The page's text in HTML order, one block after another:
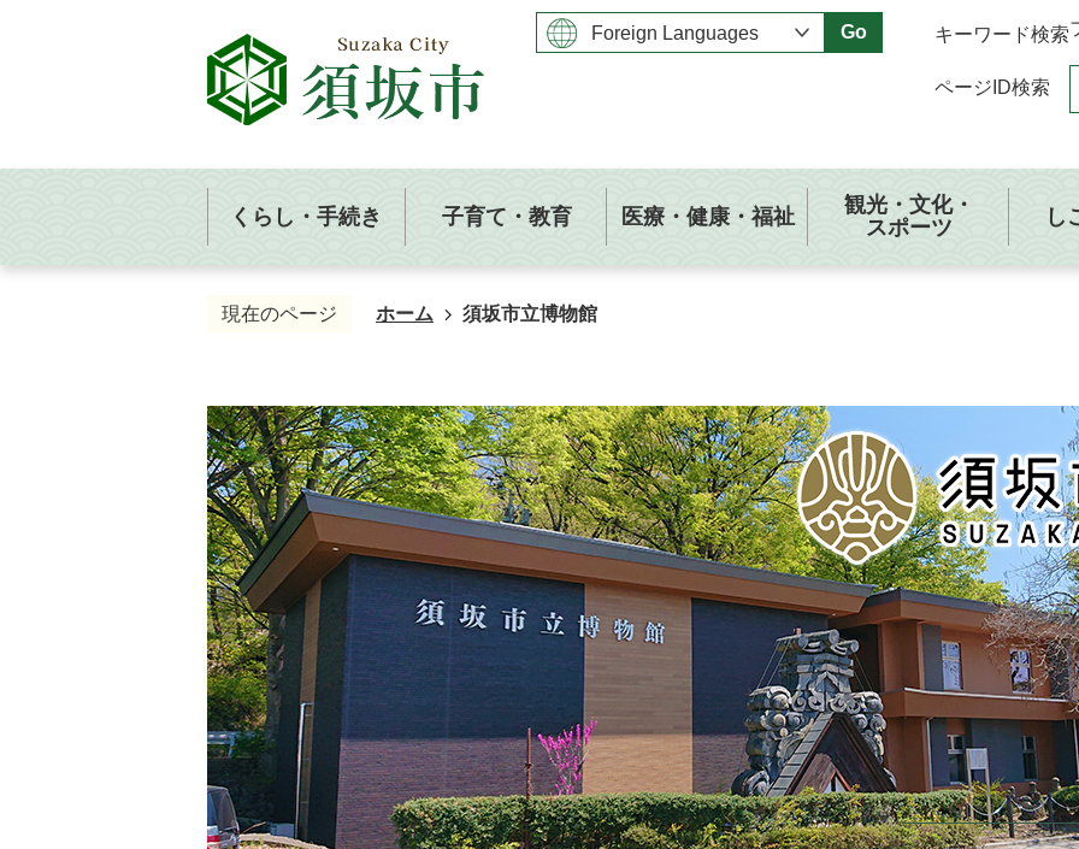
Go キーワード検索
ページID検索
くらし・手続き 子育て・教育 医療・健康・福祉
観光・文化・
スポーツ
し
現在のページ ホーム 須坂市立博物館
坂
市
立
博
物
館